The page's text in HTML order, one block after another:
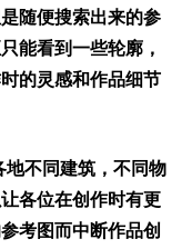
随便搜索出来的参
能看到一些轮廓，
的灵感和作品细节
不同建筑，不同物
各位在创作时有更
考图而中断作品创